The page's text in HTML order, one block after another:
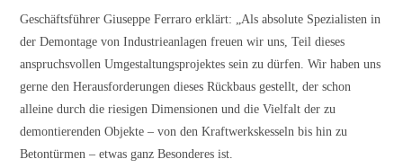
Geschäftsführer Giuseppe Ferraro erklärt: „Als absolute Spezialisten in
der Demontage von Industrieanlagen freuen wir uns, Teil dieses
anspruchsvollen Umgestaltungsprojektes sein zu dürfen. Wir haben uns
gerne den Herausforderungen dieses Rückbaus gestellt, der schon
alleine durch die riesigen Dimensionen und die Vielfalt der zu
demontierenden Objekte – von den Kraftwerkskesseln bis hin zu
Betontürmen – etwas ganz Besonderes ist.